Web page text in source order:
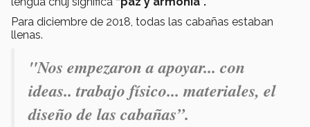
Para diciembre de 2018, todas las cabañas estaban
llenas.
"Nos empezaron a apoyar... con
ideas.. trabajo físico... materiales, el
diseño de las cabañas”.